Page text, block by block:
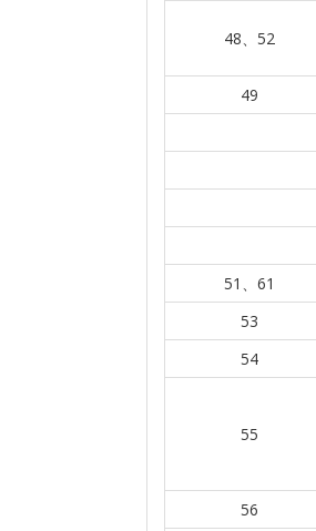
48、52
49
51、61
53
54
55
56